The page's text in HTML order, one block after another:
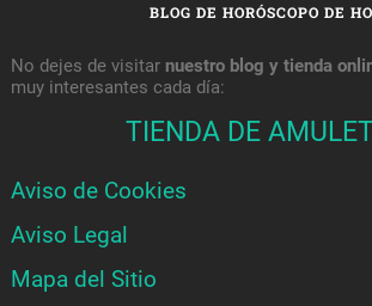
BLOG DE HORÓSCOPO DE
No dejes de visitar nuestro blog y tienda
muy interesantes cada día:
TIENDA DE
Aviso de Cookies
Aviso Legal
Mapa del Sitio